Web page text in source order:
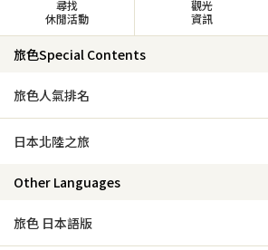
尋找
休閒活動
觀光
資訊
旅色Special Contents
旅色人氣排名
日本北陸之旅
Other Languages
旅色 日本語版